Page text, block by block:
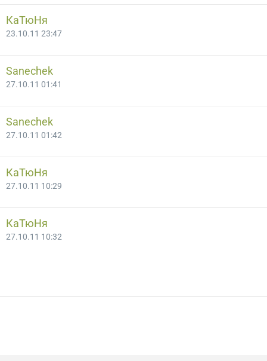
КаТюНя
23.10.11 23:47
Sanechek
27.10.11 01:41
Sanechek
27.10.11 01:42
КаТюНя
27.10.11 10:29
КаТюНя
27.10.11 10:32